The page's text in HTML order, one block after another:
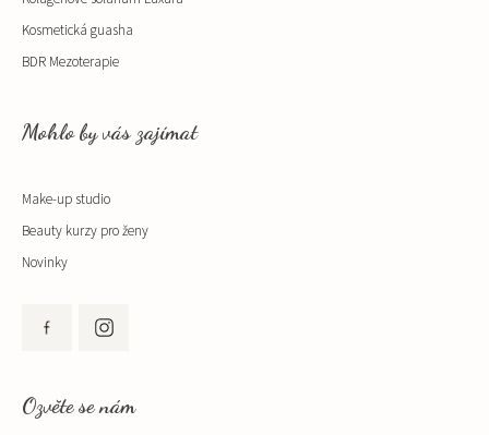
Kosmetická guasha
BDR Mezoterapie
Mohlo by vás zajímat
Make-up studio
Beauty kurzy pro ženy
Novinky
Ozvěte se nám